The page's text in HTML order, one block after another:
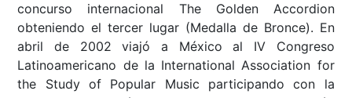
concurso internacional The Golden Accordion
obteniendo el tercer lugar (Medalla de Bronce). En
abril de 2002 viajó a México al IV Congreso
Latinoamericano de la International Association for
the Study of Popular Music participando con la